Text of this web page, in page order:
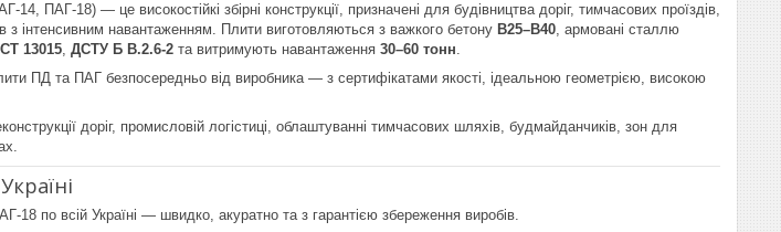
ПАГ-18) — це високостійкі збірні конструкції, призначені для будівництва доріг, тимчасових проїздів,
з інтенсивним навантаженням. Плити виготовляються з важкого бетону В25–В40, армовані сталлю
13015, ДСТУ Б В.2.6-2 та витримують навантаження 30–60 тонн.
ПД та ПАГ безпосередньо від виробника — з сертифікатами якості, ідеальною геометрією, високою
доріг, промисловій логістиці, облаштуванні тимчасових шляхів, будмайданчиків, зон для
по всій Україні — швидко, акуратно та з гарантією збереження виробів.